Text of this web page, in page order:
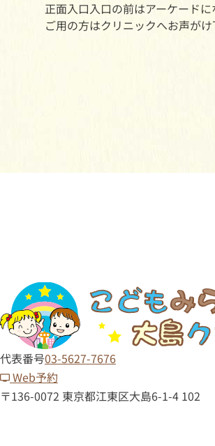
正面入口入口の前はアーケード
ご用の方はクリニックへお声が
代表番号03-5627-7676
Web予約
〒136-0072 東京都江東区大島6-1-4 102